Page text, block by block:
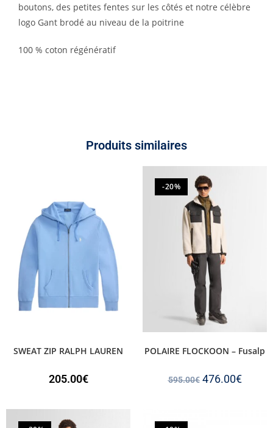
boutons, des petites fentes sur les côtés et notre célèbre
logo Gant brodé au niveau de la poitrine
100 % coton régénératif
Produits similaires
SWEAT ZIP RALPH LAUREN
205.00€
-20%
POLAIRE FLOCKOON – Fusalp
595.00€ 476.00€